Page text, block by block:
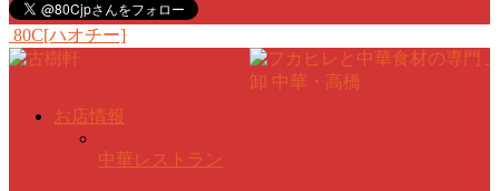
80C[ハオチー]
お店情報
中華レストラン